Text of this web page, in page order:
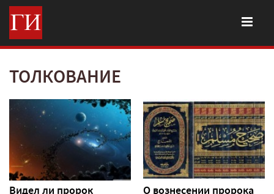
ТОЛКОВАНИЕ
Видел ли пророк
О вознесении пророка